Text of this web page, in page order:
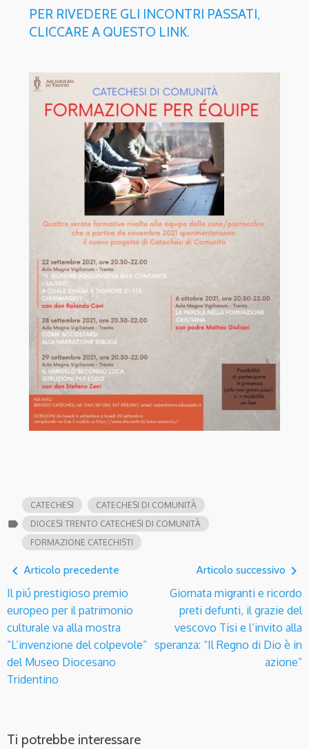
PER RIVEDERE GLI INCONTRI PASSATI,
CLICCARE A QUESTO LINK.
label
CATECHESI
CATECHESI DI COMUNITÀ
DIOCESI TRENTO CATECHESI DI COMUNITÀ
FORMAZIONE CATECHISTI
navigate_before Articolo precedente
Il piú prestigioso premio
europeo per il patrimonio
culturale va alla mostra
“L’invenzione del colpevole”
del Museo Diocesano
Tridentino
Articolo successivo navigate_next
Giornata migranti e ricordo
preti defunti, il grazie del
vescovo Tisi e l’invito alla
speranza: “Il Regno di Dio è in
azione”
Ti potrebbe interessare